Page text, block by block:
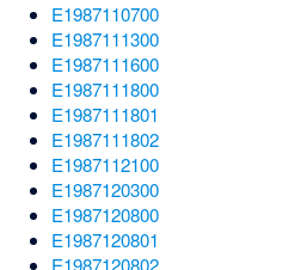
E1987110700
E1987111300
E1987111600
E1987111800
E1987111801
E1987111802
E1987112100
E1987120300
E1987120800
E1987120801
E1987120802